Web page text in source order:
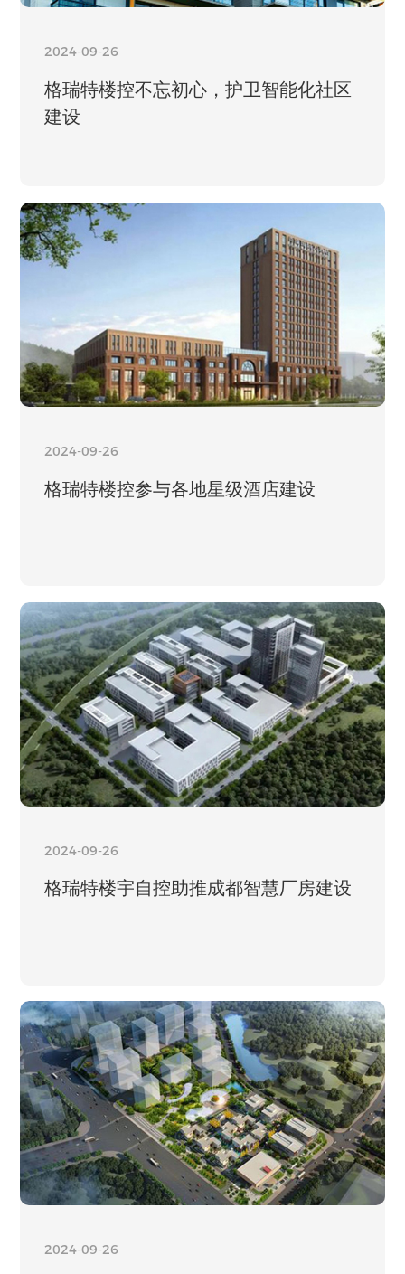
2024-09-26
格瑞特楼控不忘初心，护卫智能化社区
建设
2024-09-26
格瑞特楼控参与各地星级酒店建设
2024-09-26
格瑞特楼宇自控助推成都智慧厂房建设
2024-09-26